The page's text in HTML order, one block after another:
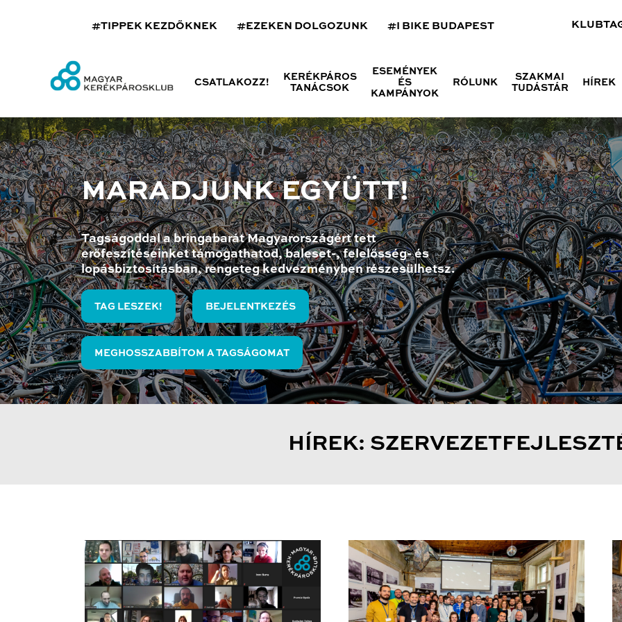
#TIPPEK KEZDŐKNEK #EZEKEN DOLGOZUNK #I BIKE BUDAPEST
CSATLAKOZZ!
KERÉKPÁROS
TANÁCSOK
ESEMÉNYEK
ÉS
KAMPÁNYOK
RÓLUNK
SZAKMAI
TUDÁSTÁR
HÍREK
MARADJUNK EGYÜTT!
Tagságoddal a bringabarát Magyarországért tett
erőfeszítéseinket támogathatod, baleset-, felelősség- és
lopásbiztosításban, rengeteg kedvezményben részesülhetsz.
TAG LESZEK! BEJELENTKEZÉS
MEGHOSSZABBÍTOM A TAGSÁGOMAT
HÍREK: